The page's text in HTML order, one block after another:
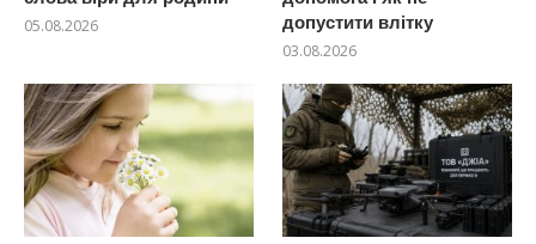
05.08.2026
допустити влітку
03.08.2026